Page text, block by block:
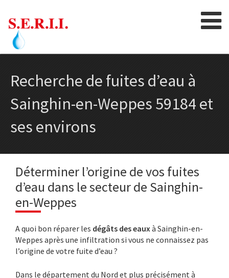
Recherche de fuites d’eau à
Sainghin-en-Weppes 59184 et
ses environs
Déterminer l’origine de vos fuites
d’eau dans le secteur de Sainghin-
en-Weppes
A quoi bon réparer les dégâts des eauxà Sainghin-en-
Weppes après une infiltration si vous ne connaissez pas
l’origine de votre fuite d’eau ?
Dans le département du Nord et plus précisément à